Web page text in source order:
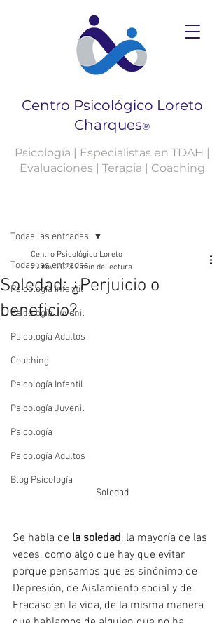
Centro Psicológico Loreto
Charques®
Psicología | Especialistas en TDAH |
Evaluaciones | Terapia | Coaching
Todas las entradas
Psicología Infantil
Psicología Juvenil
Psicología Adultos
Coaching
Psicología Infantil
Psicología Juvenil
Psicología
Psicología Adultos
Blog Psicología
Todas las entradas
Soledad: ¿Perjuicio o
beneficio?
Centro Psicológico Loreto
29 nov 2023 2 min de lectura
Soledad
Se habla de la soledad, la mayoría de las
veces, como algo que hay que evitar
porque pensamos que es sinónimo de
Depresión, de Aislamiento social y de
Fracaso en la vida, de la misma manera